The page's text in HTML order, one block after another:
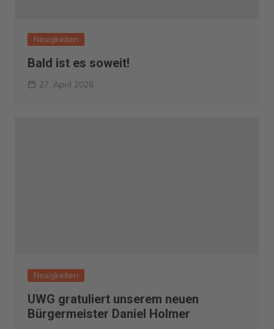
Neuigkeiten
Bald ist es soweit!
27. April 2026
Neuigkeiten
UWG gratuliert unserem neuen
Bürgermeister Daniel Holmer